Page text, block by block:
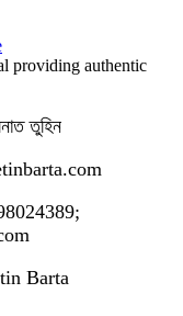
providing authentic
তুহিন
Barta